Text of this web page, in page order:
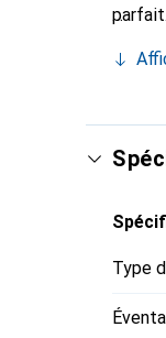
client
Type